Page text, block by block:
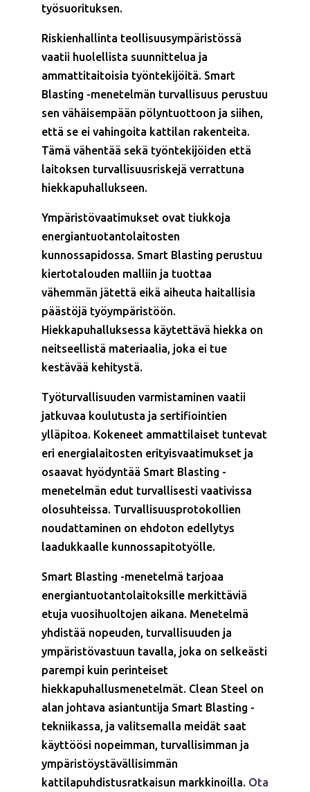
työsuorituksen.
Riskienhallinta teollisuusympäristössä
vaatii huolellista suunnittelua ja
ammattitaitoisia työntekijöitä. Smart
Blasting -menetelmän turvallisuus perustuu
sen vähäisempään pölyntuottoon ja siihen,
että se ei vahingoita kattilan rakenteita.
Tämä vähentää sekä työntekijöiden että
laitoksen turvallisuusriskejä verrattuna
hiekkapuhallukseen.
Ympäristövaatimukset ovat tiukkoja
energiantuotantolaitosten
kunnossapidossa. Smart Blasting perustuu
kiertotalouden malliin ja tuottaa
vähemmän jätettä eikä aiheuta haitallisia
päästöjä työympäristöön.
Hiekkapuhalluksessa käytettävä hiekka on
neitseellistä materiaalia, joka ei tue
kestävää kehitystä.
Työturvallisuuden varmistaminen vaatii
jatkuvaa koulutusta ja sertifiointien
ylläpitoa. Kokeneet ammattilaiset tuntevat
eri energialaitosten erityisvaatimukset ja
osaavat hyödyntää Smart Blasting -
menetelmän edut turvallisesti vaativissa
olosuhteissa. Turvallisuusprotokollien
noudattaminen on ehdoton edellytys
laadukkaalle kunnossapitotyölle.
Smart Blasting -menetelmä tarjoaa
energiantuotantolaitoksille merkittäviä
etuja vuosihuoltojen aikana. Menetelmä
yhdistää nopeuden, turvallisuuden ja
ympäristövastuun tavalla, joka on selkeästi
parempi kuin perinteiset
hiekkapuhallusmenetelmät. Clean Steel on
alan johtava asiantuntija Smart Blasting -
tekniikassa, ja valitsemalla meidät saat
käyttöösi nopeimman, turvallisimman ja
ympäristöystävällisimmän
kattilapuhdistusratkaisun markkinoilla. Ota